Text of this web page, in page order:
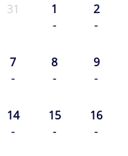
31 1
-
2
-
7
-
8
-
9
-
14
-
15
-
16
-